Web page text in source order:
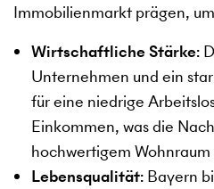
Immobilienmarkt prägen,
Wirtschaftliche Stärke:
Unternehmen und ein
für eine niedrige
Einkommen, was die
hochwertigem
Lebensqualität: Bayern